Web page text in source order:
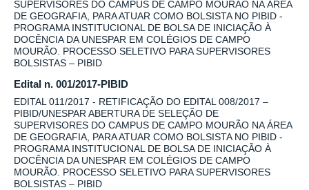
SUPERVISORES DO CAMPUS DE CAMPO MOURÃO NA ÁREA
DE GEOGRAFIA, PARA ATUAR COMO BOLSISTA NO PIBID -
PROGRAMA INSTITUCIONAL DE BOLSA DE INICIAÇÃO À
DOCÊNCIA DA UNESPAR EM COLÉGIOS DE CAMPO
MOURÃO. PROCESSO SELETIVO PARA SUPERVISORES
BOLSISTAS – PIBID
Edital n. 001/2017-PIBID
EDITAL 011/2017 - RETIFICAÇÃO DO EDITAL 008/2017 –
PIBID/UNESPAR ABERTURA DE SELEÇÃO DE
SUPERVISORES DO CAMPUS DE CAMPO MOURÃO NA ÁREA
DE GEOGRAFIA, PARA ATUAR COMO BOLSISTA NO PIBID -
PROGRAMA INSTITUCIONAL DE BOLSA DE INICIAÇÃO À
DOCÊNCIA DA UNESPAR EM COLÉGIOS DE CAMPO
MOURÃO. PROCESSO SELETIVO PARA SUPERVISORES
BOLSISTAS – PIBID